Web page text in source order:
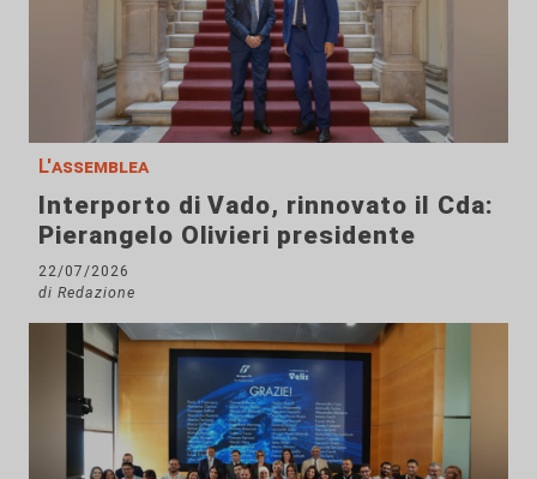
L'assemblea
Interporto di Vado, rinnovato il Cda:
Pierangelo Olivieri presidente
22/07/2026
di Redazione